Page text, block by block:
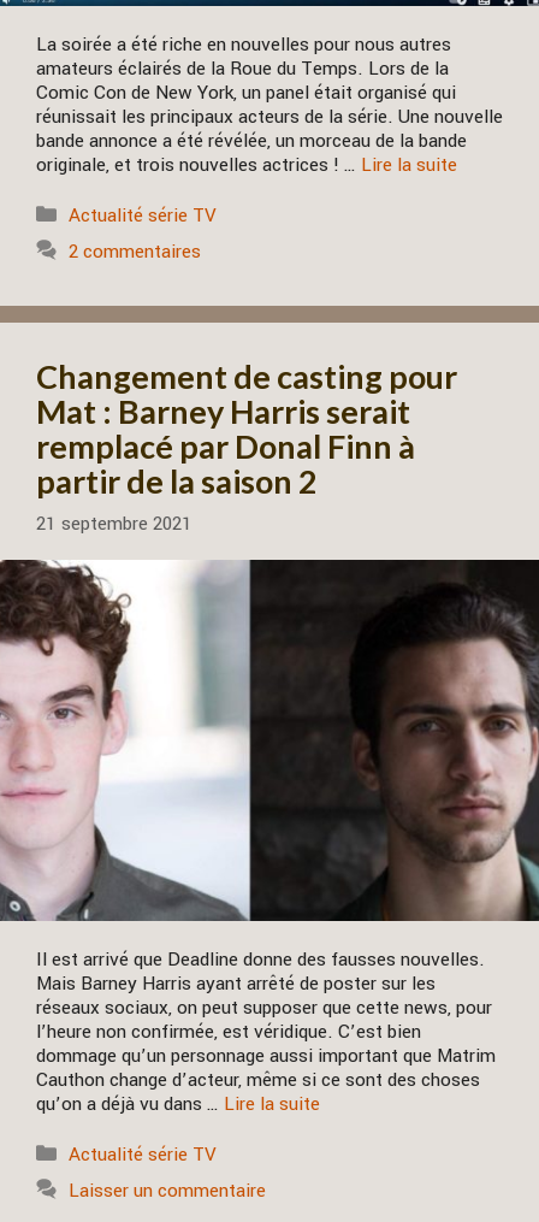
La soirée a été riche en nouvelles pour nous autres
amateurs éclairés de la Roue du Temps. Lors de la
Comic Con de New York, un panel était organisé qui
réunissait les principaux acteurs de la série. Une nouvelle
bande annonce a été révélée, un morceau de la bande
originale, et trois nouvelles actrices ! … Lire la suite
Catégories
Actualité série TV
2 commentaires
Changement de casting pour
Mat : Barney Harris serait
remplacé par Donal Finn à
partir de la saison 2
21 septembre 2021
Il est arrivé que Deadline donne des fausses nouvelles.
Mais Barney Harris ayant arrêté de poster sur les
réseaux sociaux, on peut supposer que cette news, pour
l’heure non confirmée, est véridique. C’est bien
dommage qu’un personnage aussi important que Matrim
Cauthon change d’acteur, même si ce sont des choses
qu’on a déjà vu dans … Lire la suite
Catégories
Actualité série TV
Laisser un commentaire